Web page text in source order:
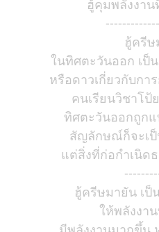
ฮู้คุมพลังงา
ฮู้ครี
ในทิศตะวันออก เป็
หรือดาวเกี่ยวกับกา
คนเรียนวิชาโป้
ทิศตะวันออกถูก
สัญลักษณ์ก็จะเป็
แต่สิ่งที่ก่อกำเนิด
ฮู้ครีษมายัน เป็
ให้พลังงา